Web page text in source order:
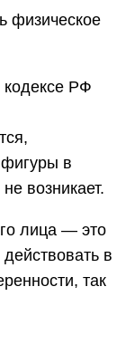
физическое
кодексе РФ
в
возникает.
лица — это
в
так